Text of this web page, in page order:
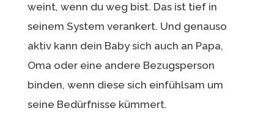
weint, wenn du weg bist. Das ist tief in
seinem System verankert. Und genauso
aktiv kann dein Baby sich auch an Papa,
Oma oder eine andere Bezugsperson
binden, wenn diese sich einfühlsam um
seine Bedürfnisse kümmert.